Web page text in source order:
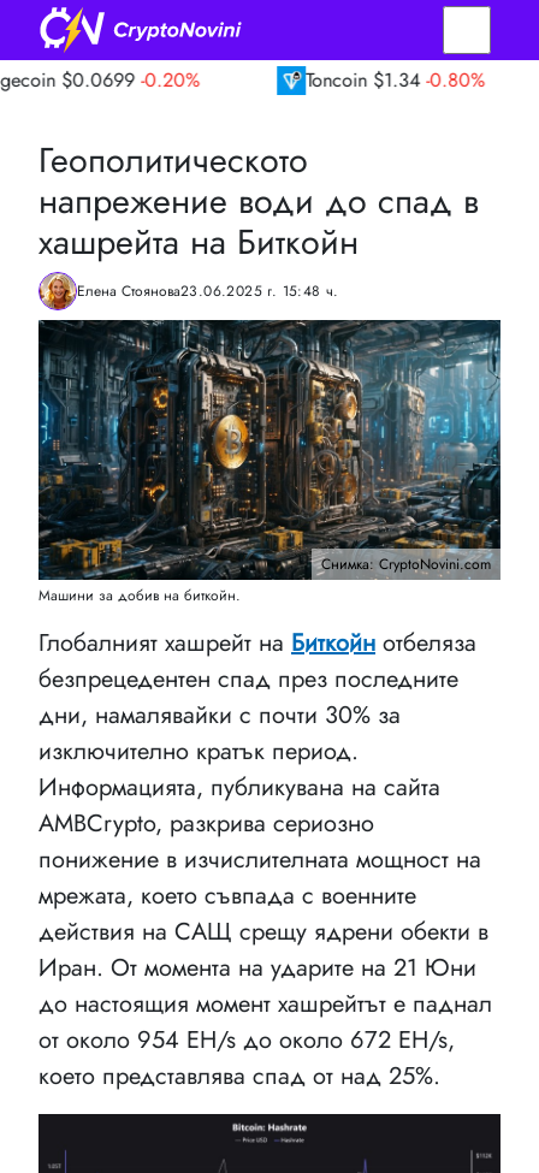
-0.20% $1.34 -0.80%
Геополитическото
напрежение води до спад в
хашрейта на Биткойн
Елена Стоянова23.06.2025 г. 15:48 ч.
Снимка: CryptoNovini.com
Машини за добив на биткойн.
Глобалният хашрейт на Биткойн отбеляза
безпрецедентен спад през последните
дни, намалявайки с почти 30% за
изключително кратък период.
Информацията, публикувана на сайта
AMBCrypto, разкрива сериозно
понижение в изчислителната мощност на
мрежата, което съвпада с военните
действия на САЩ срещу ядрени обекти в
Иран. От момента на ударите на 21 Юни
до настоящия момент хашрейтът е паднал
от около 954 EH/s до около 672 EH/s,
което представлява спад от над 25%.